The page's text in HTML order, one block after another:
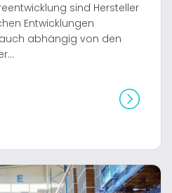
sind Hersteller
Entwicklungen
abhängig von den